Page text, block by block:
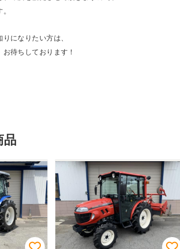
になりたい方は、
待ちしております！
品